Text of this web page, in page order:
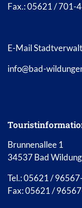
Fax.: 05621 / 701-
E-Mail
info@bad-
Brunnenallee 1
34537 Bad
Tel.: 05621 /
Fax: 05621 /